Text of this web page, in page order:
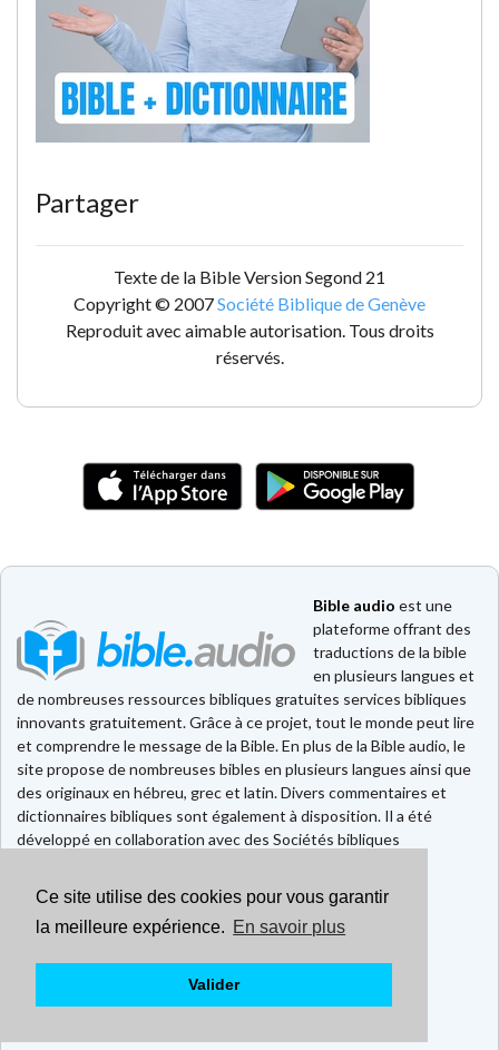
Ce site utilise des cookies pour vous garantir
la meilleure expérience. En savoir plus
Valider
Partager
Texte de la Bible Version Segond 21
Copyright © 2007Société Biblique de Genève
Reproduit avec aimable autorisation. Tous droits
réservés.
Bible audio est une
plateforme offrant des
traductions de la bible
en plusieurs langues et
de nombreuses ressources bibliques gratuites services bibliques
innovants gratuitement. Grâce à ce projet, tout le monde peut lire
et comprendre le message de la Bible. En plus de la Bible audio, le
site propose de nombreuses bibles en plusieurs langues ainsi que
des originaux en hébreu, grec et latin. Divers commentaires et
dictionnaires bibliques sont également à disposition. Il a été
développé en collaboration avec des Sociétés bibliques
Faire un don
Contact